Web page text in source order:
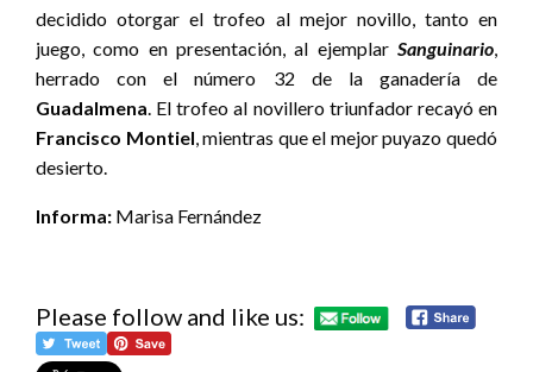
decidido otorgar el trofeo al mejor novillo, tanto en
juego, como en presentación, al ejemplar Sanguinario
herrado con el número 32 de la ganadería de
Guadalmena . El trofeo al novillero triunfador recayó en
Francisco Montiel , mientras que el mejor puyazo quedó
desierto.
Informa: Marisa Fernández
Please follow and like us: